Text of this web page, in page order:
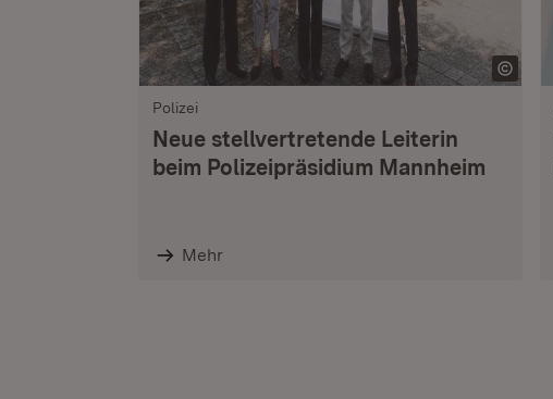
Polizei
Neue stellvertretende Leiterin
beim Polizeipräsidium Mannheim
Mehr